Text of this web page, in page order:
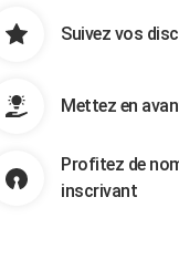
Suivez vos
Mettez en
Profitez de
inscrivant